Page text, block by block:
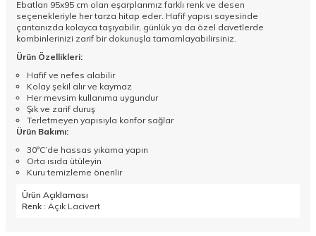
Ebatları 95x95 cm olan eşarplarımız farklı renk ve desen
seçenekleriyle her tarza hitap eder. Hafif yapısı sayesinde
çantanızda kolayca taşıyabilir, günlük ya da özel davetlerde
kombinlerinizi zarif bir dokunuşla tamamlayabilirsiniz.
Ürün Özellikleri:
Hafif ve nefes alabilir
Kolay şekil alır ve kaymaz
Her mevsim kullanıma uygundur
Şık ve zarif duruş
Terletmeyen yapısıyla konfor sağlar
Ürün Bakımı:
30°C’de hassas yıkama yapın
Orta ısıda ütüleyin
Kuru temizleme önerilir
Ürün Açıklaması
Renk : Açık Lacivert